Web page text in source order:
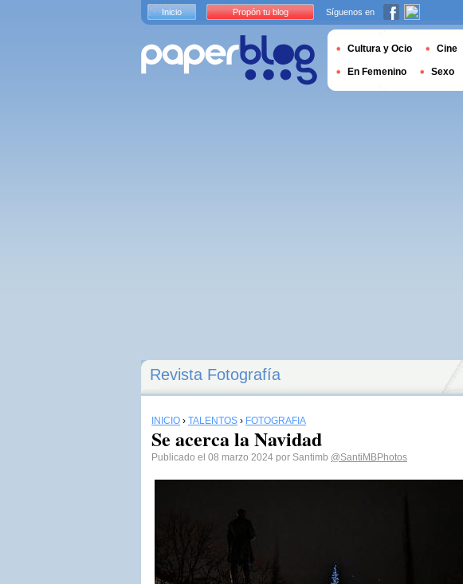
Revista Fotografía
INICIO › TALENTOS › FOTOGRAFÍA
Se acerca la Navidad
Publicado el 08 marzo 2024 por Santimb @SantiMBPhotos
Inicio Propón tu blog Síguenos en
Cultura y Ocio Cine
En Femenino Sexo